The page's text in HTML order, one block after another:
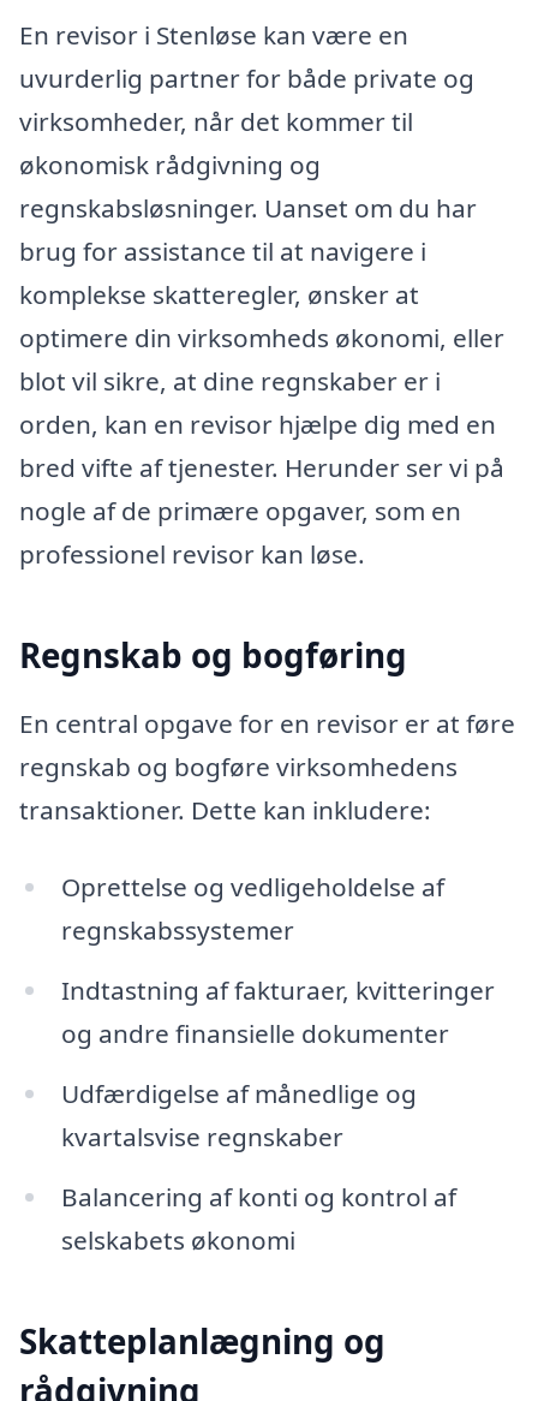
En revisor i Stenløse kan være en
uvurderlig partner for både private og
virksomheder, når det kommer til
økonomisk rådgivning og
regnskabsløsninger. Uanset om du har
brug for assistance til at navigere i
komplekse skatteregler, ønsker at
optimere din virksomheds økonomi, eller
blot vil sikre, at dine regnskaber er i
orden, kan en revisor hjælpe dig med en
bred vifte af tjenester. Herunder ser vi på
nogle af de primære opgaver, som en
professionel revisor kan løse.
Regnskab og bogføring
En central opgave for en revisor er at føre
regnskab og bogføre virksomhedens
transaktioner. Dette kan inkludere:
Oprettelse og vedligeholdelse af
regnskabssystemer
Indtastning af fakturaer, kvitteringer
og andre finansielle dokumenter
Udfærdigelse af månedlige og
kvartalsvise regnskaber
Balancering af konti og kontrol af
selskabets økonomi
Skatteplanlægning og
rådgivning